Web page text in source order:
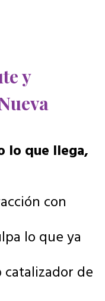
y
lo que llega,
con
lo que ya
de